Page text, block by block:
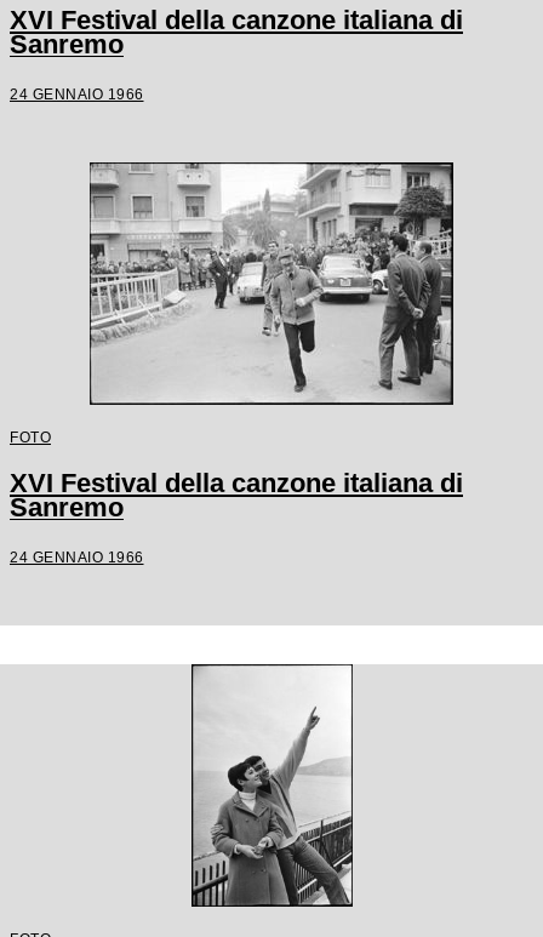
XVI Festival della canzone italiana di
Sanremo
24 GENNAIO 1966
FOTO
XVI Festival della canzone italiana di
Sanremo
24 GENNAIO 1966